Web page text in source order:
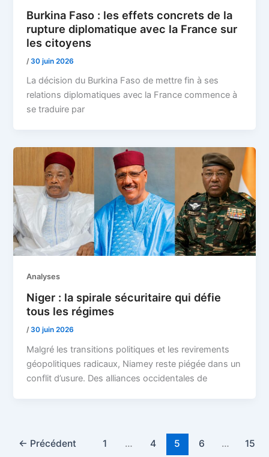
Burkina Faso : les effets concrets de la
rupture diplomatique avec la France sur
les citoyens
/30 juin 2026
La décision du Burkina Faso de mettre fin à ses
relations diplomatiques avec la France commence à
se traduire par
Analyses
Niger : la spirale sécuritaire qui défie
tous les régimes
/30 juin 2026
Malgré les transitions politiques et les revirements
géopolitiques radicaux, Niamey reste piégée dans un
conflit d’usure. Des alliances occidentales de
← Précédent 1 … 4 5 6 …
15